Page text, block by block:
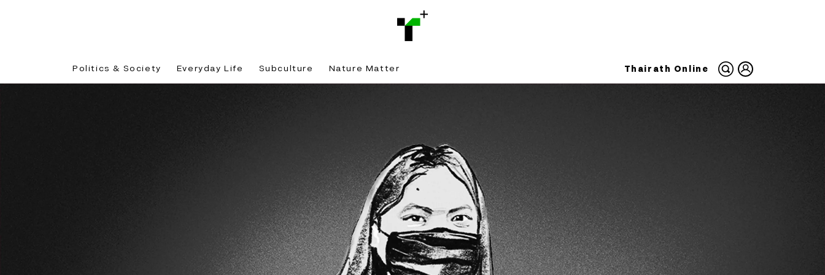
Politics & Society Everyday Life Subculture Nature Matter Thairath Online